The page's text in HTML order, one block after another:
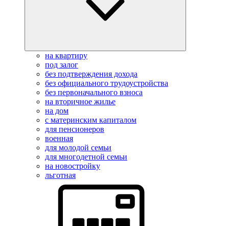
на квартиру
под залог
без подтверждения дохода
без официального трудоустройства
без первоначального взноса
на вторичное жилье
на дом
с материнским капиталом
для пенсионеров
военная
для молодой семьи
для многодетной семьи
на новостройку
льготная